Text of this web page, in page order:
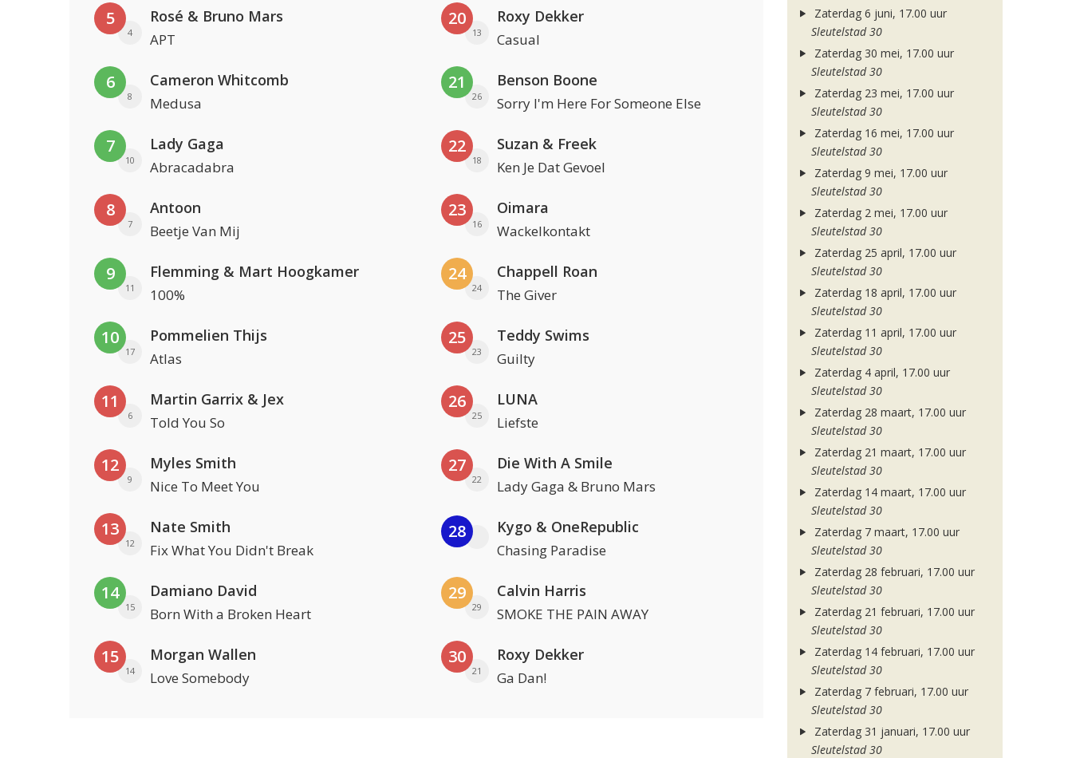
5
4
Rosé & Bruno Mars
APT
6
8
Cameron Whitcomb
Medusa
7
10
Lady Gaga
Abracadabra
8
7
Antoon
Beetje Van Mij
9
11
Flemming & Mart Hoogkamer
100%
10
17
Pommelien Thijs
Atlas
11
6
Martin Garrix & Jex
Told You So
12
9
Myles Smith
Nice To Meet You
13
12
Nate Smith
Fix What You Didn't Break
14
15
Damiano David
Born With a Broken Heart
15
14
Morgan Wallen
Love Somebody
20
13
Roxy Dekker
Casual
21
26
Benson Boone
Sorry I'm Here For Someone Else
22
18
Suzan & Freek
Ken Je Dat Gevoel
23
16
Oimara
Wackelkontakt
24
24
Chappell Roan
The Giver
25
23
Teddy Swims
Guilty
26
25
LUNA
Liefste
27
22
Die With A Smile
Lady Gaga & Bruno Mars
28 Kygo & OneRepublic
Chasing Paradise
29
29
Calvin Harris
SMOKE THE PAIN AWAY
30
21
Roxy Dekker
Ga Dan!
Zaterdag 6 juni, 17.00 uur
Sleutelstad 30
Zaterdag 30 mei, 17.00 uur
Sleutelstad 30
Zaterdag 23 mei, 17.00 uur
Sleutelstad 30
Zaterdag 16 mei, 17.00 uur
Sleutelstad 30
Zaterdag 9 mei, 17.00 uur
Sleutelstad 30
Zaterdag 2 mei, 17.00 uur
Sleutelstad 30
Zaterdag 25 april, 17.00 uur
Sleutelstad 30
Zaterdag 18 april, 17.00 uur
Sleutelstad 30
Zaterdag 11 april, 17.00 uur
Sleutelstad 30
Zaterdag 4 april, 17.00 uur
Sleutelstad 30
Zaterdag 28 maart, 17.00 uur
Sleutelstad 30
Zaterdag 21 maart, 17.00 uur
Sleutelstad 30
Zaterdag 14 maart, 17.00 uur
Sleutelstad 30
Zaterdag 7 maart, 17.00 uur
Sleutelstad 30
Zaterdag 28 februari, 17.00 uur
Sleutelstad 30
Zaterdag 21 februari, 17.00 uur
Sleutelstad 30
Zaterdag 14 februari, 17.00 uur
Sleutelstad 30
Zaterdag 7 februari, 17.00 uur
Sleutelstad 30
Zaterdag 31 januari, 17.00 uur
Sleutelstad 30